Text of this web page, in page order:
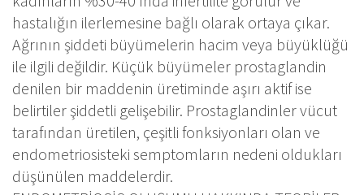
hastalığın ilerlemesine bağlı olarak ortaya çıkar.
Ağrının şiddeti büyümelerin hacim veya büyüklüğü
ile ilgili değildir. Küçük büyümeler prostaglandin
denilen bir maddenin üretiminde aşırı aktif ise
belirtiler şiddetli gelişebilir. Prostaglandinler vücut
tarafından üretilen, çeşitli fonksiyonları olan ve
endometriosisteki semptomların nedeni oldukları
düşünülen maddelerdir.